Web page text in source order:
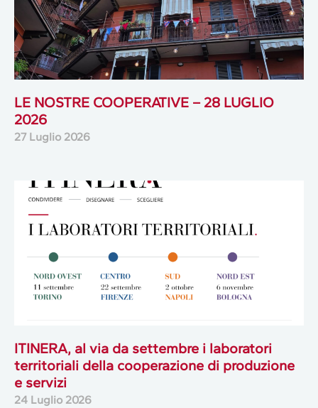
LE NOSTRE COOPERATIVE – 28 LUGLIO
2026
27 Luglio 2026
ITINERA, al via da settembre i laboratori
territoriali della cooperazione di produzione
e servizi
24 Luglio 2026